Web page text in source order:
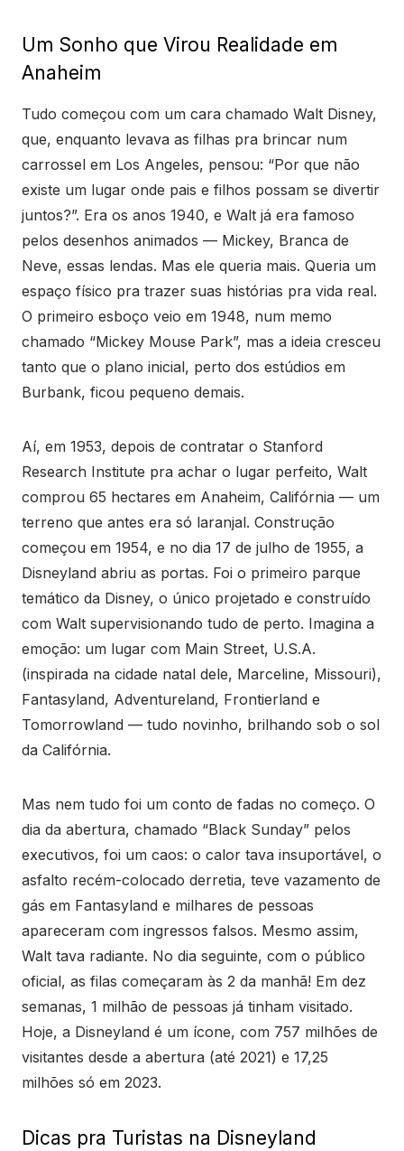
Um Sonho que Virou Realidade em
Anaheim
Tudo começou com um cara chamado Walt Disney,
que, enquanto levava as filhas pra brincar num
carrossel em Los Angeles, pensou: “Por que não
existe um lugar onde pais e filhos possam se divertir
juntos?”. Era os anos 1940, e Walt já era famoso
pelos desenhos animados — Mickey, Branca de
Neve, essas lendas. Mas ele queria mais. Queria um
espaço físico pra trazer suas histórias pra vida real.
O primeiro esboço veio em 1948, num memo
chamado “Mickey Mouse Park”, mas a ideia cresceu
tanto que o plano inicial, perto dos estúdios em
Burbank, ficou pequeno demais.
Aí, em 1953, depois de contratar o Stanford
Research Institute pra achar o lugar perfeito, Walt
comprou 65 hectares em Anaheim, Califórnia — um
terreno que antes era só laranjal. Construção
começou em 1954, e no dia 17 de julho de 1955, a
Disneyland abriu as portas. Foi o primeiro parque
temático da Disney, o único projetado e construído
com Walt supervisionando tudo de perto. Imagina a
emoção: um lugar com Main Street, U.S.A.
(inspirada na cidade natal dele, Marceline, Missouri),
Fantasyland, Adventureland, Frontierland e
Tomorrowland — tudo novinho, brilhando sob o sol
da Califórnia.
Mas nem tudo foi um conto de fadas no começo. O
dia da abertura, chamado “Black Sunday” pelos
executivos, foi um caos: o calor tava insuportável, o
asfalto recém-colocado derretia, teve vazamento de
gás em Fantasyland e milhares de pessoas
apareceram com ingressos falsos. Mesmo assim,
Walt tava radiante. No dia seguinte, com o público
oficial, as filas começaram às 2 da manhã! Em dez
semanas, 1 milhão de pessoas já tinham visitado.
Hoje, a Disneyland é um ícone, com 757 milhões de
visitantes desde a abertura (até 2021) e 17,25
milhões só em 2023.
Dicas pra Turistas na Disneyland